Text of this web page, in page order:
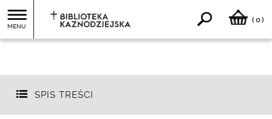
MENU
( 0)
SPIS TREŚCI